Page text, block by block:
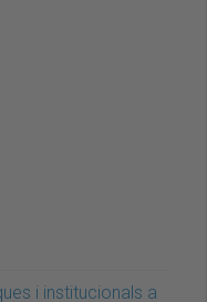
i institucionals a